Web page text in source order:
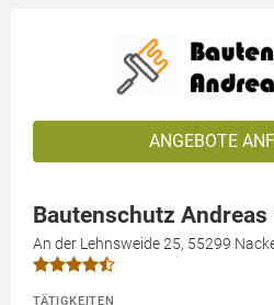
ANGEBOTE
Bautenschutz
An der Lehnsweide 25, 55299
TÄTIGKEITEN